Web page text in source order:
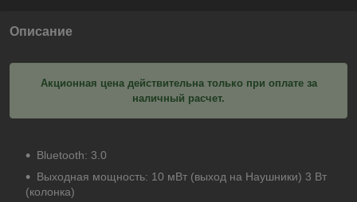
Описание
Акционная цена действительна только при оплате за
наличный расчет.
Bluetooth: 3.0
Выходная мощность: 10 мВт (выход на Наушники) 3 Вт
(колонка)